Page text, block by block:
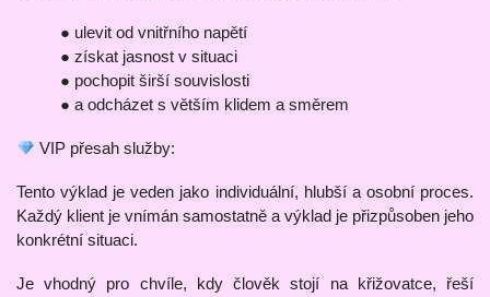
● ulevit od vnitřního napětí
● získat jasnost v situaci
● pochopit širší souvislosti
● a odcházet s větším klidem a směrem
VIP přesah služby:
Tento výklad je veden jako individuální, hlubší a osobní proces.
Každý klient je vnímán samostatně a výklad je přizpůsoben jeho
konkrétní situaci.
Je vhodný pro chvíle, kdy člověk stojí na křižovatce, řeší